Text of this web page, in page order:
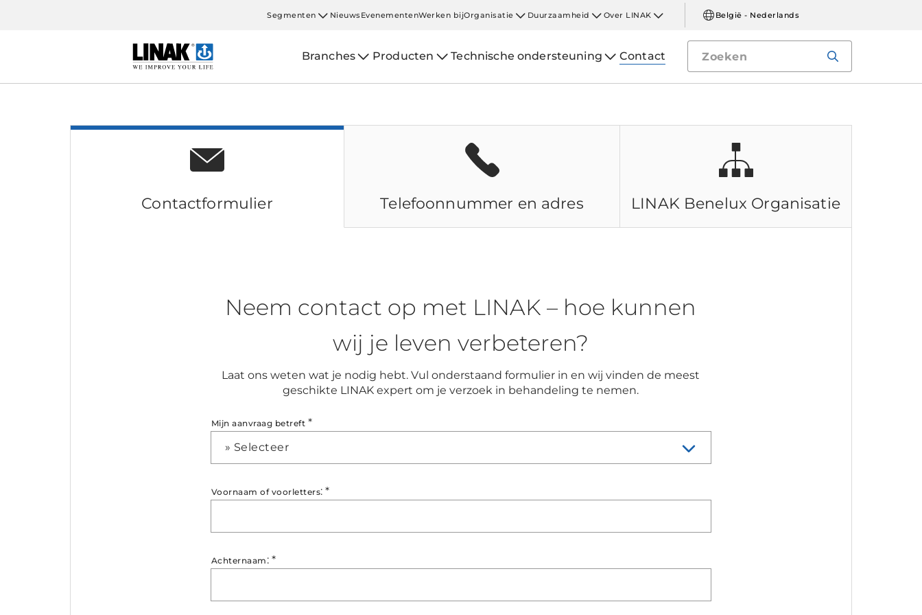
Segmenten NieuwsEvenementenWerken bijOrganisatie Duurzaamheid Over LINAK België - Nederlands
Branches Producten Technische ondersteuning Contact
Contactformulier Telefoonnummer en adres LINAK Benelux Organisatie
Neem contact op met LINAK – hoe kunnen
wij je leven verbeteren?
Laat ons weten wat je nodig hebt. Vul onderstaand formulier in en wij vinden de meest
geschikte LINAK expert om je verzoek in behandeling te nemen.
Mijn aanvraag betreft *
» Selecteer
Voornaam of voorletters:*
Achternaam : *